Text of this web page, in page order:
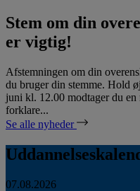
Stem om din
er vigtig!
Afstemningen om din
du bruger din stemme. Hold
juni kl. 12.00 modtager du
forklare...
Se alle nyheder
07.08.2026